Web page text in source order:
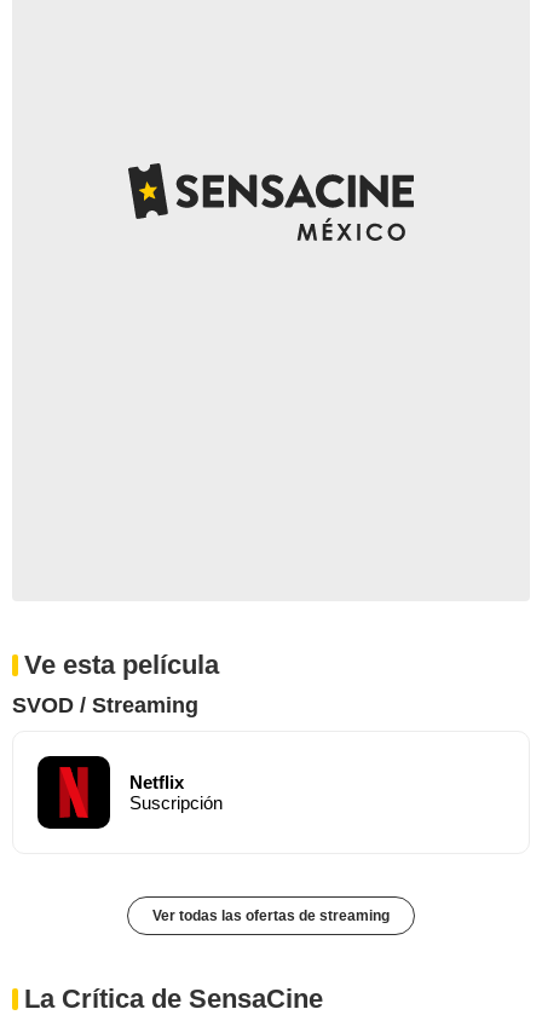
Ve esta película
SVOD / Streaming
Netflix
Suscripción
Ver todas las ofertas de streaming
La Crítica de SensaCine